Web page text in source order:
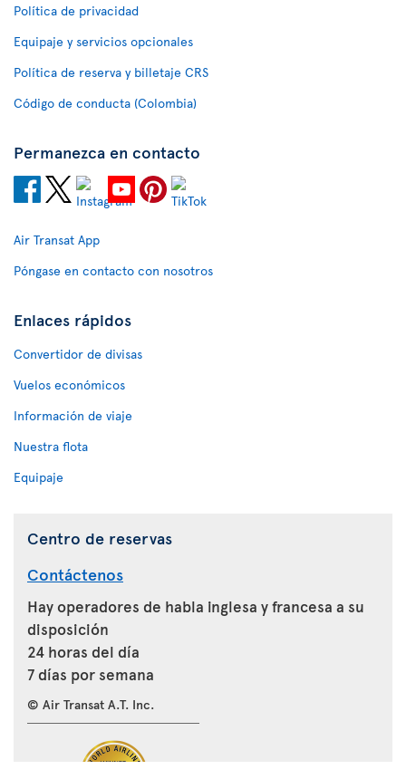
Política de privacidad
Equipaje y servicios opcionales
Política de reserva y billetaje CRS
Código de conducta (Colombia)
Permanezca en contacto
Air Transat App
Póngase en contacto con nosotros
Enlaces rápidos
Convertidor de divisas
Vuelos económicos
Información de viaje
Nuestra flota
Equipaje
Centro de reservas
Contáctenos
Hay operadores de habla inglesa y francesa a su
disposición
24 horas del día
7 días por semana
© Air Transat A.T. Inc.